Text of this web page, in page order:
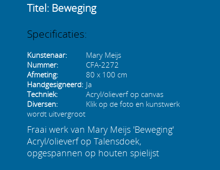
Titel: Beweging
Specificaties:
Kunstenaar:
Mary Meijs
Nummer:
CFA-2272
Afmeting:
80 x 100 cm
Handgesigneerd: Ja
Techniek:
Acryl/olieverf op canvas
Diversen:
Klik op de foto en kunstwerk
wordt uitvergroot
Fraai werk van Mary Meijs 'Beweging'
Acryl/olieverf op Talensdoek,
opgespannen op houten spielijst